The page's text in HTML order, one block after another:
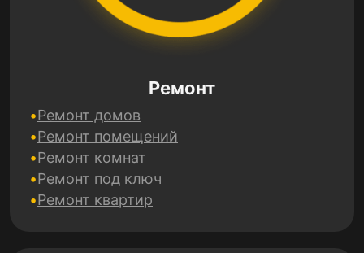
Ремонт
Ремонт домов
Ремонт помещений
Ремонт комнат
Ремонт под ключ
Ремонт квартир